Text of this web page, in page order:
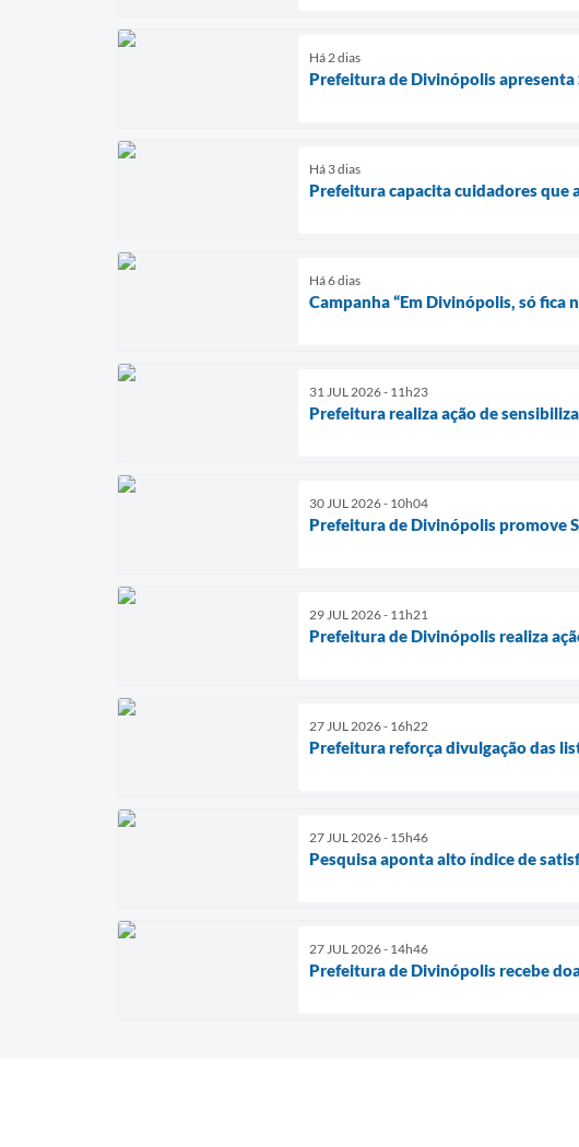
Há 2 dias
Prefeitura de Divinópolis
Há 3 dias
Prefeitura capacita cuidadores que
Há 6 dias
Campanha “Em Divinópolis, só fica
31 JUL 2026 - 11h23
Prefeitura realiza ação de
30 JUL 2026 - 10h04
Prefeitura de Divinópolis promove
29 JUL 2026 - 11h21
Prefeitura de Divinópolis realiza
27 JUL 2026 - 16h22
Prefeitura reforça divulgação das
27 JUL 2026 - 15h46
Pesquisa aponta alto índice de
27 JUL 2026 - 14h46
Prefeitura de Divinópolis recebe